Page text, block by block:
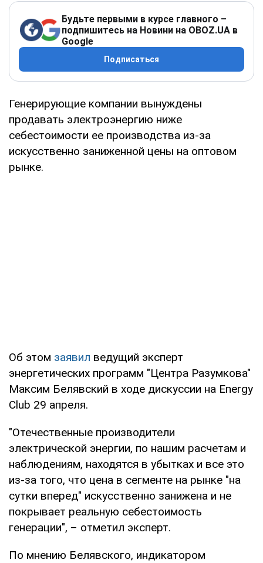
Будьте первыми в курсе главного –
подпишитесь на Новини на OBOZ.UA в
Google
Подписаться
Генерирующие компании вынуждены
продавать электроэнергию ниже
себестоимости ее производства из-за
искусственно заниженной цены на оптовом
рынке.
Об этом заявил ведущий эксперт
энергетических программ "Центра Разумкова"
Максим Белявский в ходе дискуссии на Energy
Club 29 апреля.
"Отечественные производители
электрической энергии, по нашим расчетам и
наблюдениям, находятся в убытках и все это
из-за того, что цена в сегменте на рынке "на
сутки вперед" искусственно занижена и не
покрывает реальную себестоимость
генерации", – отметил эксперт.
По мнению Белявского, индикатором